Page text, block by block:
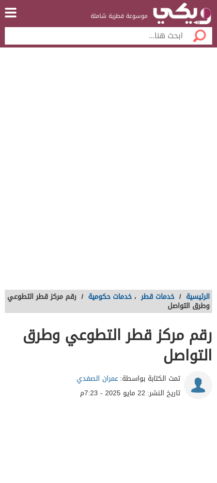
موسوعة قطرية شاملة
الرئيسية / خدمات قطر ، خدمات حكومية / رقم مركز قطر التطوعي
وطرق التواصل
رقم مركز قطر التطوعي وطرق
التواصل
تمت الكتابة بواسطة:عمران الصفدي
تاريخ النشر: 22 مايو 2025 - 7:23م